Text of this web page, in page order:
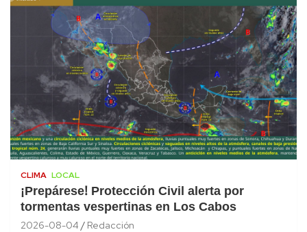
CLIMA LOCAL
¡Prepárese! Protección Civil alerta por
tormentas vespertinas en Los Cabos
2026-08-04 Redacción